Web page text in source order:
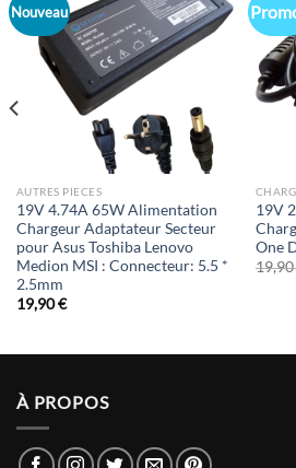
Nouveau
AUTRES PIECES
19V 4.74A 65W Alimentation
Chargeur Adaptateur Secteur
pour Asus Toshiba Lenovo
Medion MSI : Connecteur: 5.5 *
2.5mm
19,90€
19V
One
19,90
À PROPOS